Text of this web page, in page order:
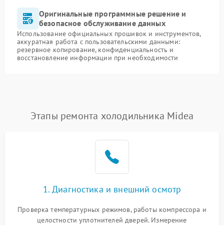
Оригинальные программные решение и
безопасное обслуживание данных
Использование официальных прошивок и инструментов,
аккуратная работа с пользовательскими данными:
резервное копирование, конфиденциальность и
восстановление информации при необходимости
Этапы ремонта холодильника Midea
1. Диагностика и внешний осмотр
Проверка температурных режимов, работы компрессора и
целостности уплотнителей дверей. Измерение